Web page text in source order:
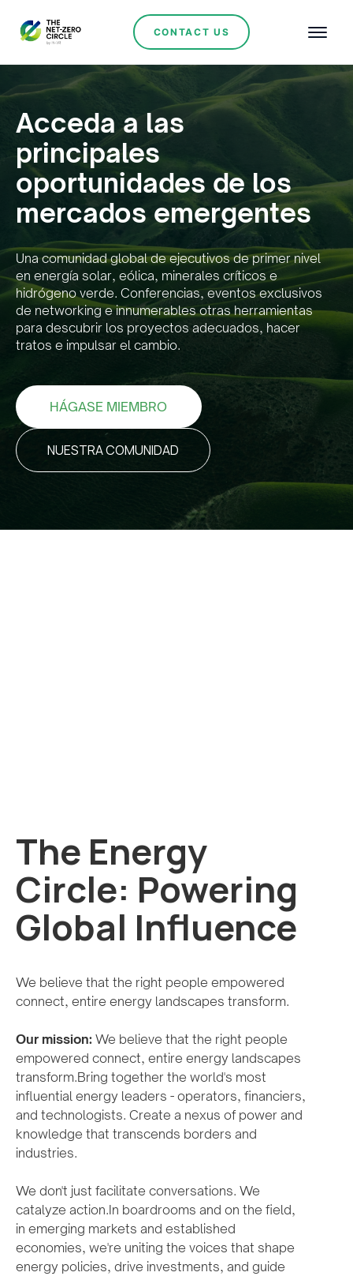
CONTACT US
Acceda a las
principales
oportunidades de los
mercados emergentes
Una comunidad global de ejecutivos de primer nivel
en energía solar, eólica, minerales críticos e
hidrógeno verde. Conferencias, eventos exclusivos
de networking e innumerables otras herramientas
para descubrir los proyectos adecuados, hacer
tratos e impulsar el cambio.
HÁGASE MIEMBRO
NUESTRA COMUNIDAD
The Energy
Circle: Powering
Global Influence
We believe that the right people empowered
connect, entire energy landscapes transform.
Our mission: We believe that the right people
empowered connect, entire energy landscapes
transform.Bring together the world's most
influential energy leaders - operators, financiers,
and technologists. Create a nexus of power and
knowledge that transcends borders and
industries.
We don't just facilitate conversations. We
catalyze action.In boardrooms and on the field,
in emerging markets and established
economies, we're uniting the voices that shape
energy policies, drive investments, and guide